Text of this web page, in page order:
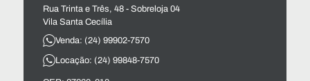
Rua Trinta e Três, 48 - Sobreloja 04
Vila Santa Cecília
Venda: (24) 99902-7570
Locação: (24) 99848-7570